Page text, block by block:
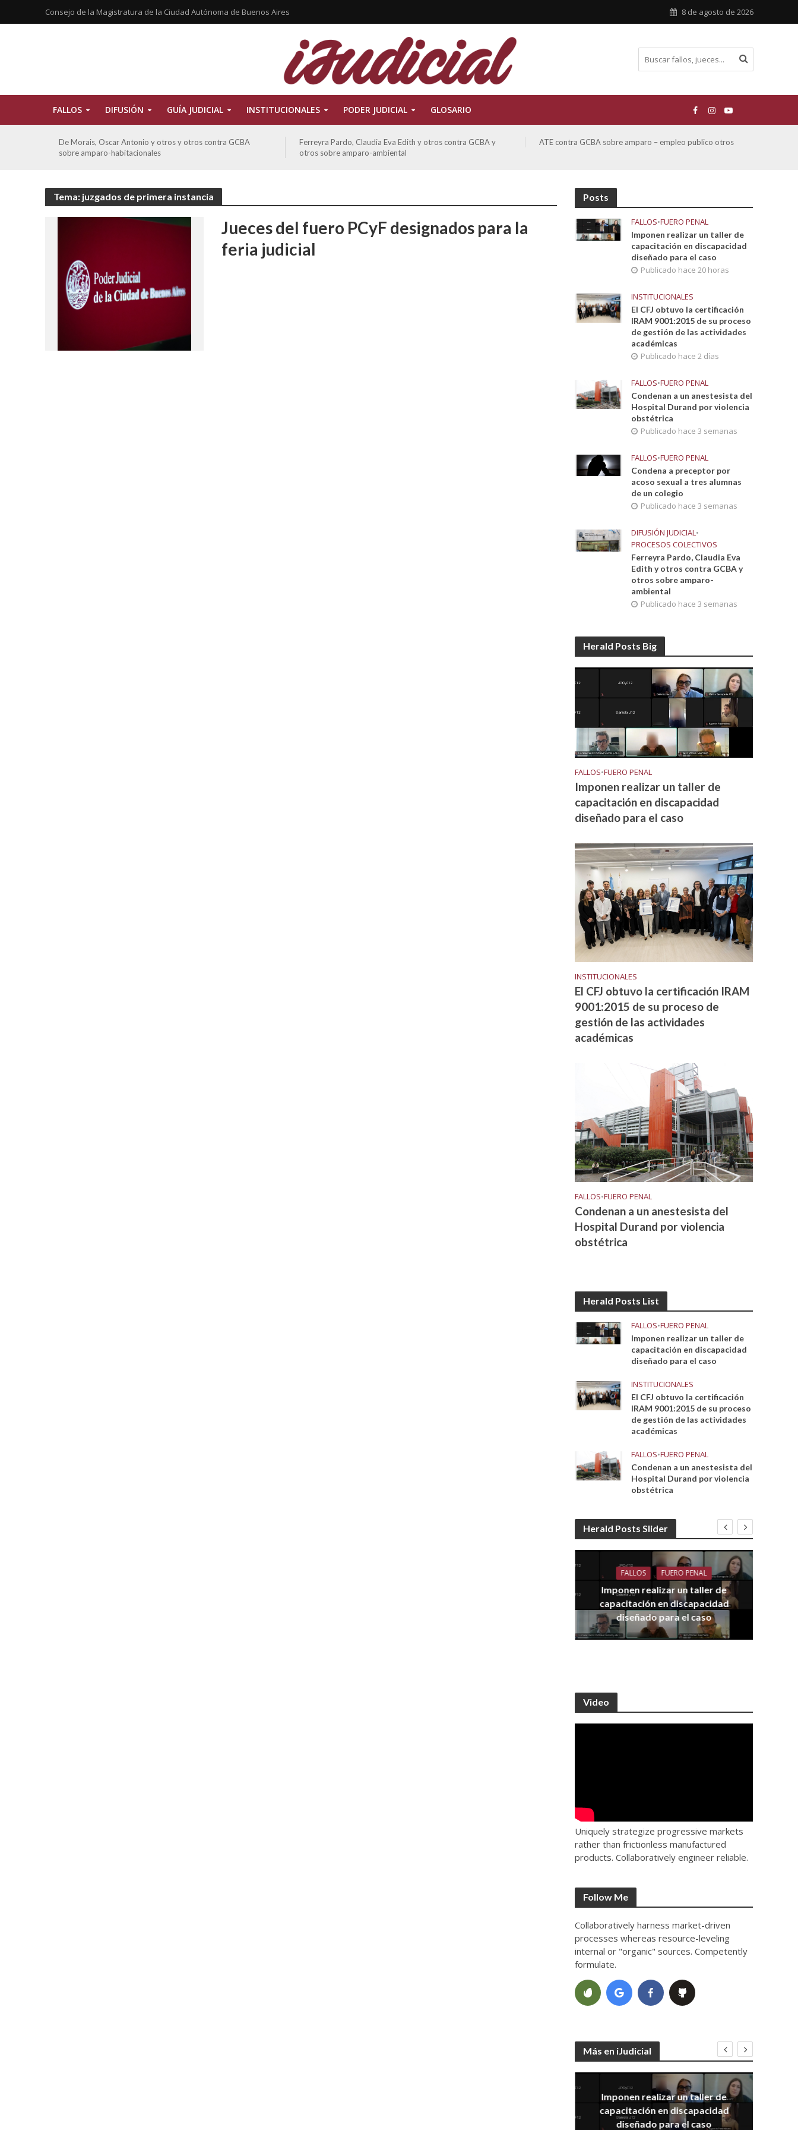
Consejo de la Magistratura de la Ciudad Autónoma de Buenos Aires 8 de agosto de 2026
FALLOS DIFUSIÓN GUÍA JUDICIAL INSTITUCIONALES PODER JUDICIAL GLOSARIO
Ferreyra Pardo, Claudia Eva Edith y otros contra GCBA y
otros sobre amparo-ambiental
ATE contra GCBA sobre amparo – empleo publico otros
San Miguel, Alberto Hector y otros contra GCBA y otros
Tema: juzgados de primera instancia
Jueces del fuero PCyF designados para la
feria judicial
Posts
FALLOS•FUERO PENAL
Imponen realizar un taller de
capacitación en discapacidad
diseñado para el caso
Publicado hace 20 horas
INSTITUCIONALES
El CFJ obtuvo la certificación
IRAM 9001:2015 de su proceso
de gestión de las actividades
académicas
Publicado hace 2 días
FALLOS•FUERO PENAL
Condenan a un anestesista del
Hospital Durand por violencia
obstétrica
Publicado hace 3 semanas
FALLOS•FUERO PENAL
Condena a preceptor por
acoso sexual a tres alumnas
de un colegio
Publicado hace 3 semanas
DIFUSIÓN JUDICIAL•
PROCESOS COLECTIVOS
Ferreyra Pardo, Claudia Eva
Edith y otros contra GCBA y
otros sobre amparo-
ambiental
Publicado hace 3 semanas
Herald Posts Big
FALLOS•FUERO PENAL
Imponen realizar un taller de
capacitación en discapacidad
diseñado para el caso
INSTITUCIONALES
El CFJ obtuvo la certificación IRAM
9001:2015 de su proceso de
gestión de las actividades
académicas
FALLOS•FUERO PENAL
Condenan a un anestesista del
Hospital Durand por violencia
obstétrica
Herald Posts List
FALLOS•FUERO PENAL
Imponen realizar un taller de
capacitación en discapacidad
diseñado para el caso
INSTITUCIONALES
El CFJ obtuvo la certificación
IRAM 9001:2015 de su proceso
de gestión de las actividades
académicas
FALLOS•FUERO PENAL
Condenan a un anestesista del
Hospital Durand por violencia
obstétrica
Herald Posts Slider
FALLOS FUERO PENAL
Imponen realizar un taller de
capacitación en discapacidad
diseñado para el caso
Video
Uniquely strategize progressive markets
rather than frictionless manufactured
products. Collaboratively engineer reliable.
Follow Me
Collaboratively harness market-driven
processes whereas resource-leveling
internal or "organic" sources. Competently
formulate.
Más en iJudicial
Imponen realizar un taller de
capacitación en discapacidad
diseñado para el caso